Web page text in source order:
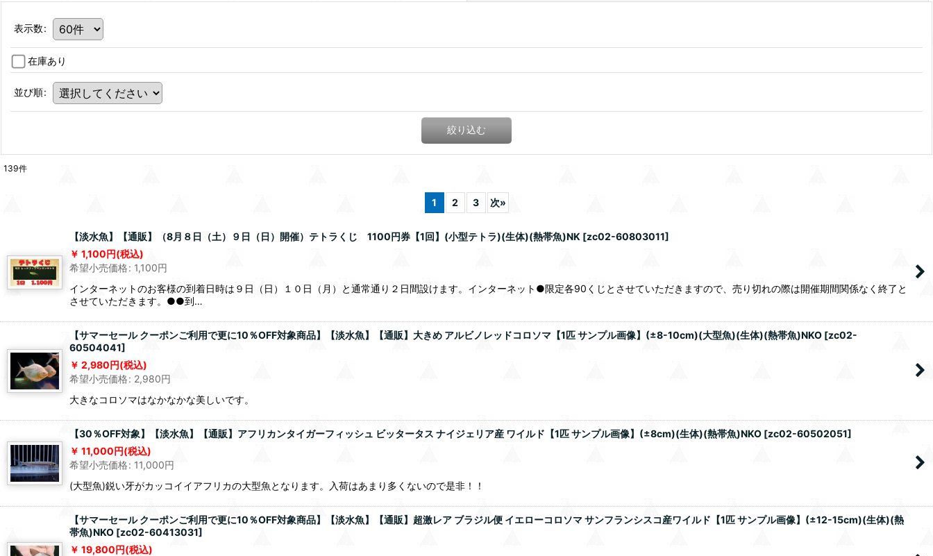
表示数:
在庫あり
並び順:
絞り込む
139件
1 2 3 次»
【淡水魚】【通販】（8月８日（土）９日（日）開催）テトラくじ 1100円券【1回】(小型テトラ)(生体)(熱帯魚)NK [zc02-60803011]
1,100円(税込)
希望小売価格: 1,100円
インターネットのお客様の到着日時は９日（日）１０日（月）と通常通り２日間設けます。インターネット●限定各90くじとさせていただきますので、売り切れの際は開催期間関係なく終了と
させていただきます。●●到…
【サマーセール クーポンご利用で更に10％OFF対象商品】【淡水魚】【通販】大きめ アルビノレッドコロソマ【1匹 サンプル画像】(±8-10cm)(大型魚)(生体)(熱帯魚)NKO [zc02-
60504041]
2,980円(税込)
希望小売価格: 2,980円
大きなコロソマはなかなかな美しいです。
【30％OFF対象】【淡水魚】【通販】アフリカンタイガーフィッシュ ビッタータス ナイジェリア産 ワイルド【1匹 サンプル画像】(±8cm)(生体)(熱帯魚)NKO [zc02-60502051]
11,000円(税込)
希望小売価格: 11,000円
(大型魚)鋭い牙がカッコイイアフリカの大型魚となります。入荷はあまり多くないので是非！！
【サマーセール クーポンご利用で更に10％OFF対象商品】【淡水魚】【通販】超激レア ブラジル便 イエローコロソマ サンフランシスコ産ワイルド【1匹 サンプル画像】(±12-15cm)(生体)(熱
帯魚)NKO [zc02-60413031]
19,800円(税込)